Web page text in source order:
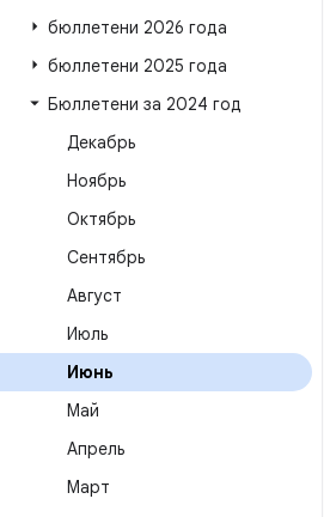
бюллетени 2026 года
бюллетени 2025 года
Бюллетени за 2024 год
Декабрь
Ноябрь
Октябрь
Сентябрь
Август
Июль
Июнь
Май
Апрель
Март